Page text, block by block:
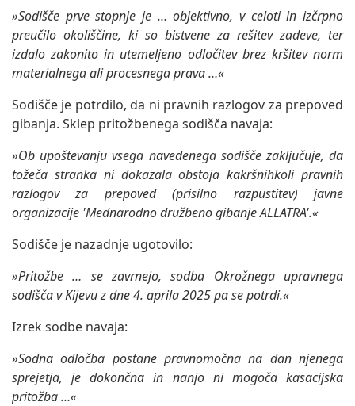
»Sodišče prve stopnje je … objektivno, v celoti in izčrpno
preučilo okoliščine, ki so bistvene za rešitev zadeve, ter
izdalo zakonito in utemeljeno odločitev brez kršitev norm
materialnega ali procesnega prava …«
Sodišče je potrdilo, da ni pravnih razlogov za prepoved
gibanja. Sklep pritožbenega sodišča navaja:
»Ob upoštevanju vsega navedenega sodišče zaključuje, da
tožeča stranka ni dokazala obstoja kakršnihkoli pravnih
razlogov za prepoved (prisilno razpustitev) javne
organizacije 'Mednarodno družbeno gibanje ALLATRA'.«
Sodišče je nazadnje ugotovilo:
»Pritožbe … se zavrnejo, sodba Okrožnega upravnega
sodišča v Kijevu z dne 4. aprila 2025 pa se potrdi.«
Izrek sodbe navaja:
»Sodna odločba postane pravnomočna na dan njenega
sprejetja, je dokončna in nanjo ni mogoča kasacijska
pritožba …«